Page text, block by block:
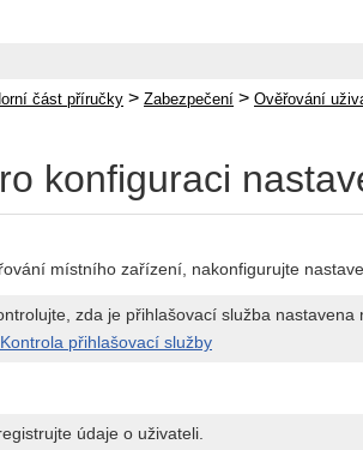
část příručky > Zabezpečení > Ověřování
konfiguraci
místního zařízení, nakonfigurujte
zda je přihlašovací služba nastavena
Kontrola přihlašovací služby
údaje o uživateli.